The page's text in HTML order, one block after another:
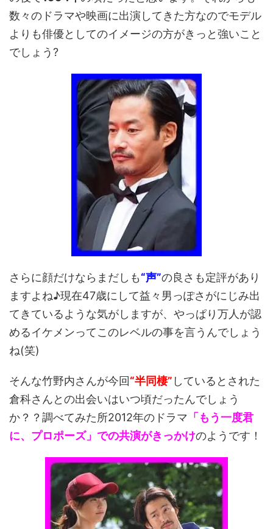
数々のドラマや映画に出演してきた方なのでモデル
よりも俳優としてのイメージの方がきっと強いこと
でしょう?
さらに顔だけならまだしも“声”の良さも定評があり
ますよね♪現在47歳にして益々男っぽさがにじみ出
てきているような気がしますが、やっぱり万人が認
めるイケメンってこのレベルの事を言うんでしょう
ね(笑)
そんな竹野内さんが今回“半同棲” しているとされた
倉科さんとの出会いはいつ頃だったんでしょう
か？？調べてみた所2012年のドラマ 「もう一度君
に、プロポーズ」での共演がきっかけのようです！